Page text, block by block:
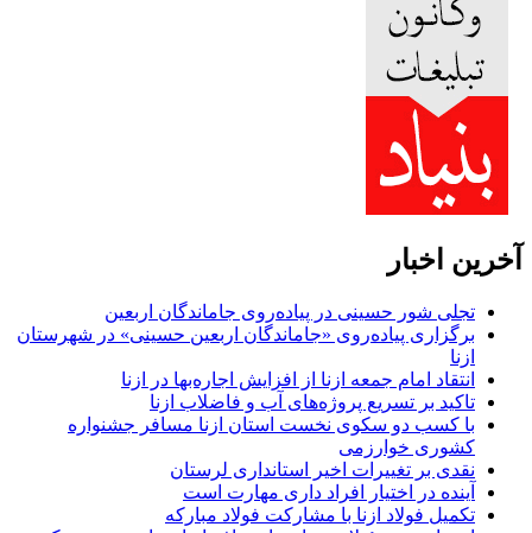
آخرین اخبار
تجلی شور حسینی در پیاده‌روی جاماندگان اربعین
برگزاری پیاده‌روی «جاماندگان اربعین حسینی» در شهرستان
ازنا
انتقاد امام جمعه ازنا از افزایش اجاره‌بها در ازنا
تاکید بر تسریع پروژه‌های آب و فاضلاب ازنا
با کسب دو سکوی نخست استان ازنا مسافر جشنواره
کشوری خوارزمی
نقدی بر تغییرات اخیر استانداری لرستان
آینده در اختیار افراد داری مهارت است
تکمیل فولاد ازنا با مشارکت فولاد مبارکه